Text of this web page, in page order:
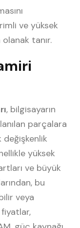
ve yüksek
tanır.
, bilgisayarın
parçalara
değişkenlik
yüksek
ve büyük
bu
veya
fiyatlar,